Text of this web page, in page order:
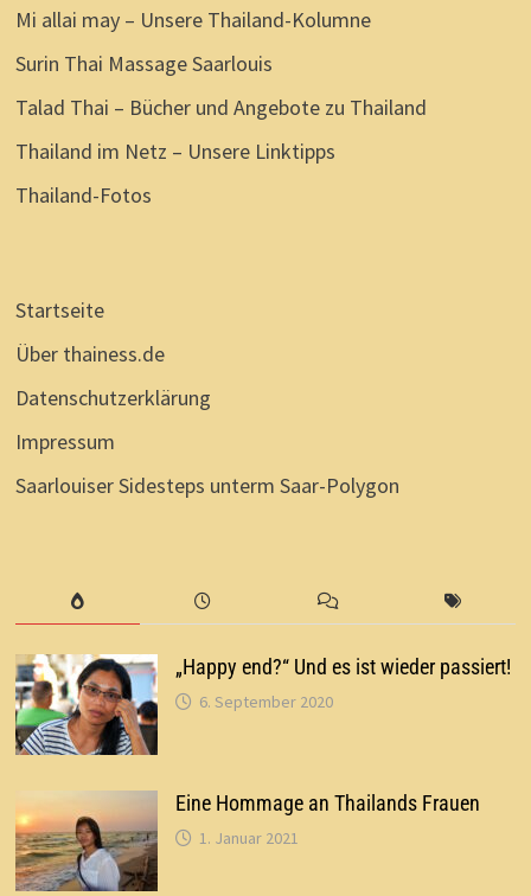
Mi allai may – Unsere Thailand-Kolumne
Surin Thai Massage Saarlouis
Talad Thai – Bücher und Angebote zu Thailand
Thailand im Netz – Unsere Linktipps
Thailand-Fotos
Startseite
Über thainess.de
Datenschutzerklärung
Impressum
Saarlouiser Sidesteps unterm Saar-Polygon
„Happy end?“ Und es ist wieder passiert!
6. September 2020
Eine Hommage an Thailands Frauen
1. Januar 2021